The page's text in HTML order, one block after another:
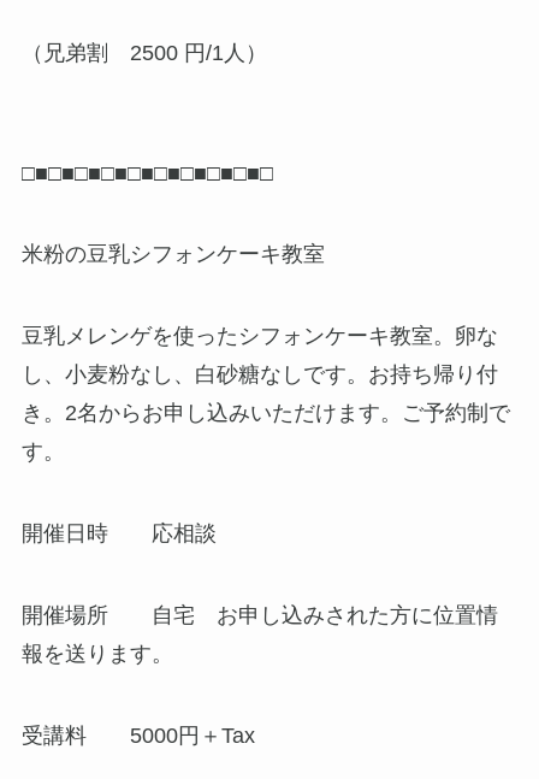
（兄弟割 2500 円/1人）
□■□■□■□■□■□■□■□■□■□
米粉の豆乳シフォンケーキ教室
豆乳メレンゲを使ったシフォンケーキ教室。卵な
し、小麦粉なし、白砂糖なしです。お持ち帰り付
き。2名からお申し込みいただけます。ご予約制で
す。
開催日時 応相談
開催場所 自宅 お申し込みされた方に位置情
報を送ります。
受講料 5000円＋Tax